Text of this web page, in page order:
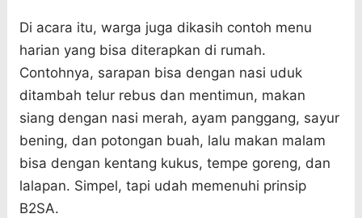
Di acara itu, warga juga dikasih contoh menu
harian yang bisa diterapkan di rumah.
Contohnya, sarapan bisa dengan nasi uduk
ditambah telur rebus dan mentimun, makan
siang dengan nasi merah, ayam panggang, sayur
bening, dan potongan buah, lalu makan malam
bisa dengan kentang kukus, tempe goreng, dan
lalapan. Simpel, tapi udah memenuhi prinsip
B2SA.